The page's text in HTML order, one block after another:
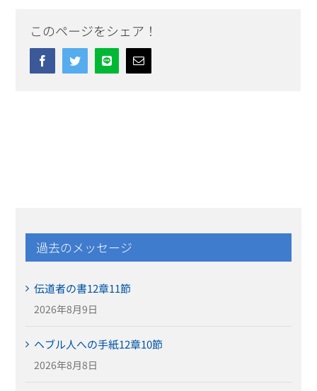
このページをシェア！
FacebookTwitterLine Email
過去のメッセージ
伝道者の書12章11節
2026年8月9日
ヘブル人への手紙12章10節
2026年8月8日